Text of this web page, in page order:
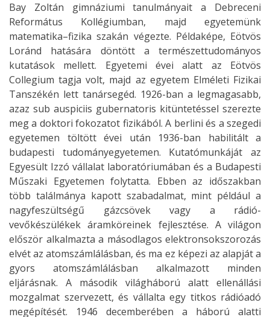
Bay Zoltán gimnáziumi tanulmányait a Debreceni
Református Kollégiumban, majd egyetemünk
matematika–fizika szakán végezte. Példaképe, Eötvös
Loránd hatására döntött a természettudományos
kutatások mellett. Egyetemi évei alatt az Eötvös
Collegium tagja volt, majd az egyetem Elméleti Fizikai
Tanszékén lett tanársegéd. 1926-ban a legmagasabb,
azaz sub auspiciis gubernatoris kitüntetéssel szerezte
meg a doktori fokozatot fizikából. A berlini és a szegedi
egyetemen töltött évei után 1936-ban habilitált a
budapesti tudományegyetemen. Kutatómunkáját az
Egyesült Izzó vállalat laboratóriumában és a Budapesti
Műszaki Egyetemen folytatta. Ebben az időszakban
több találmánya kapott szabadalmat, mint például a
nagyfeszültségű gázcsövek vagy a rádió-
vevőkészülékek áramköreinek fejlesztése. A világon
először alkalmazta a másodlagos elektronsokszorozás
elvét az atomszámlálásban, és ma ez képezi az alapját a
gyors atomszámlálásban alkalmazott minden
eljárásnak. A második világháború alatt ellenállási
mozgalmat szervezett, és vállalta egy titkos rádióadó
megépítését. 1946 decemberében a háború alatti